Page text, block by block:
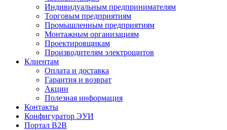
Индивидуальным предпринимателям
Торговым предприятиям
Промышленным предприятиям
Монтажным организациям
Проектировщикам
Производителям электрощитов
Клиентам
Оплата и доставка
Гарантия и возврат
Акции
Полезная информация
Контакты
Конфигуратор ЭУИ
Портал B2B